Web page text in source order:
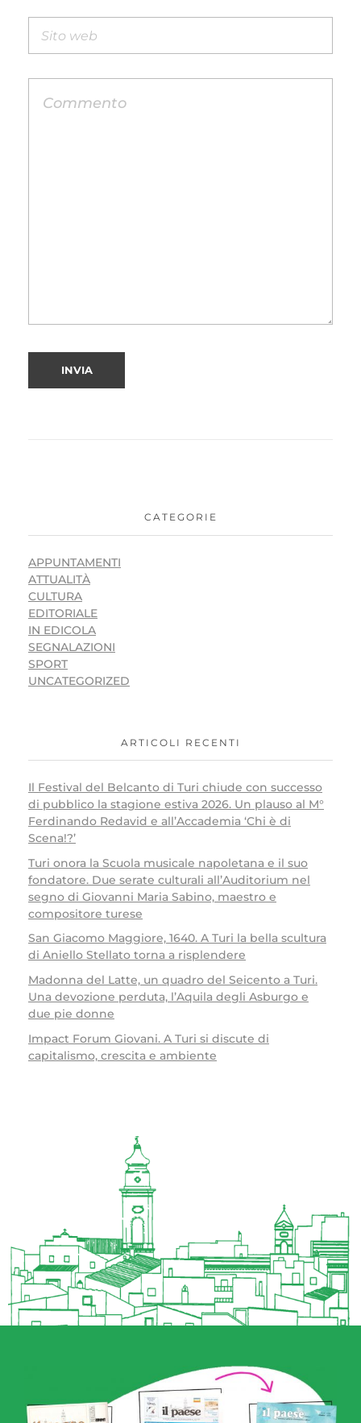
CATEGORIE
APPUNTAMENTI
ATTUALITÀ
CULTURA
EDITORIALE
IN EDICOLA
SEGNALAZIONI
SPORT
UNCATEGORIZED
ARTICOLI RECENTI
Il Festival del Belcanto di Turi chiude con successo
di pubblico la stagione estiva 2026. Un plauso al M°
Ferdinando Redavid e all’Accademia ‘Chi è di
Scena!?’
Turi onora la Scuola musicale napoletana e il suo
fondatore. Due serate culturali all’Auditorium nel
segno di Giovanni Maria Sabino, maestro e
compositore turese
San Giacomo Maggiore, 1640. A Turi la bella scultura
di Aniello Stellato torna a risplendere
Madonna del Latte, un quadro del Seicento a Turi.
Una devozione perduta, l’Aquila degli Asburgo e
due pie donne
Impact Forum Giovani. A Turi si discute di
capitalismo, crescita e ambiente